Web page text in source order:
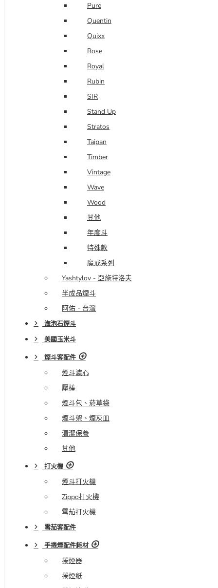
Pure
Quentin
Quixx
Rose
Royal
Rubin
SIR
Stand Up
Stratos
Taipan
Timber
Vintage
Wave
Wood
其他
年度斗
特殊款
魔戒系列
Yashtylov - 亞施特洛夫
半成品煙斗
阿佑 - 台灣
海泡石煙斗
美國玉米斗
煙斗客配件
煙斗濾心
壓棒
煙斗包、菸草袋
煙斗架、煙灰皿
清潔保養
其他
打火機
煙斗打火機
Zippo打火機
雪茄打火機
雪茄客配件
手捲煙配件耗材
捲煙器
捲煙紙